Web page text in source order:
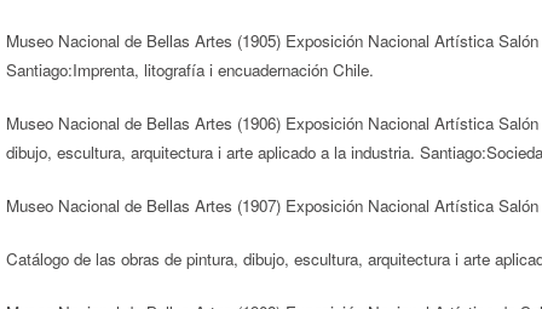
Museo Nacional de Bellas Artes (1905) Exposición Nacional Artística
Santiago:Imprenta, litografía i encuadernación Chile.
Museo Nacional de Bellas Artes (1906) Exposición Nacional Artística
dibujo, escultura, arquitectura i arte aplicado a la industria.
Museo Nacional de Bellas Artes (1907) Exposición Nacional Artística
Catálogo de las obras de pintura, dibujo, escultura, arquitectura i arte